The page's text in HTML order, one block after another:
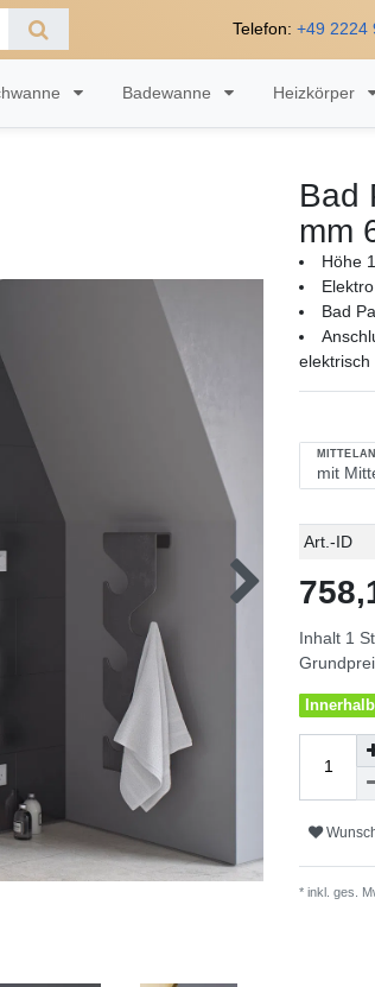
Telefon: +49 2224
Badewanne Heizkörper
Bad
mm
Höhe
Bad
elektrisch
Wert
Art.-ID
Inhalt 1
* inkl. ges.